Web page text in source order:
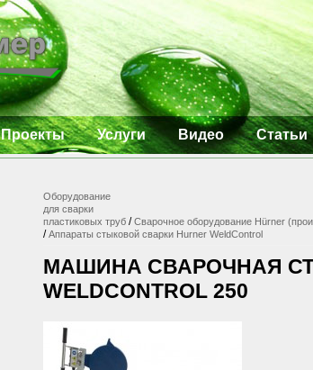
Проекты Услуги Видео Статьи
Оборудование
для сварки
пластиковых труб /Сварочное оборудование Hürner
/Аппараты стыковой сварки Hurner WeldControl
МАШИНА СВАРОЧНАЯ
WELDCONTROL 250